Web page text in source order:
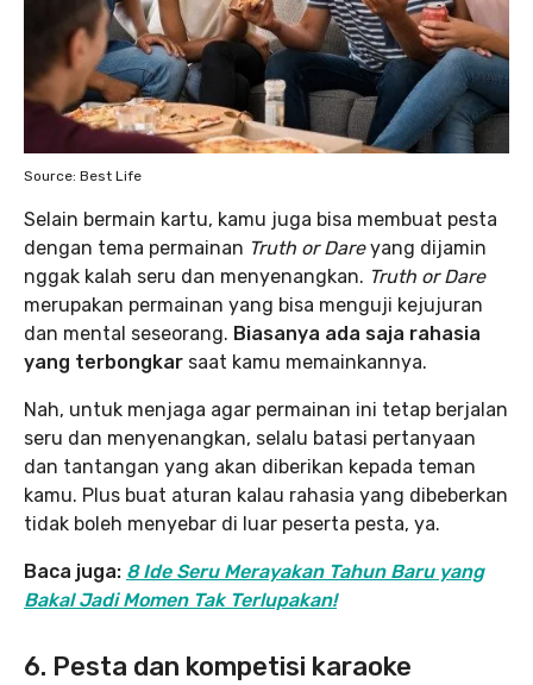
Source: Best Life
Selain bermain kartu, kamu juga bisa membuat pesta
dengan tema permainan Truth or Dareyang dijamin
nggak kalah seru dan menyenangkan. Truth or Dare
merupakan permainan yang bisa menguji kejujuran
dan mental seseorang. Biasanya ada saja rahasia
yang terbongkar saat kamu memainkannya.
Nah, untuk menjaga agar permainan ini tetap berjalan
seru dan menyenangkan, selalu batasi pertanyaan
dan tantangan yang akan diberikan kepada teman
kamu. Plus buat aturan kalau rahasia yang dibeberkan
tidak boleh menyebar di luar peserta pesta, ya.
Baca juga: 8 Ide Seru Merayakan Tahun Baru yang
Bakal Jadi Momen Tak Terlupakan!
6. Pesta dan kompetisi karaoke